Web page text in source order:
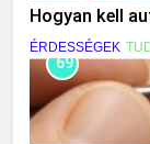
Hogyan kell
ÉRDESSÉGEK
69